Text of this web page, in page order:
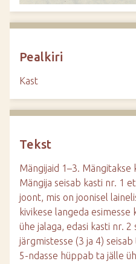
Pealkiri
Kast
Tekst
Mängijaid 1–3. Mängitakse
Mängija seisab kasti nr. 1
joont, mis on joonisel
kivikese langeda esimesse
ühe jalaga, edasi kasti nr. 2
järgmistesse (3 ja 4)
5-ndasse hüppab ta jälle